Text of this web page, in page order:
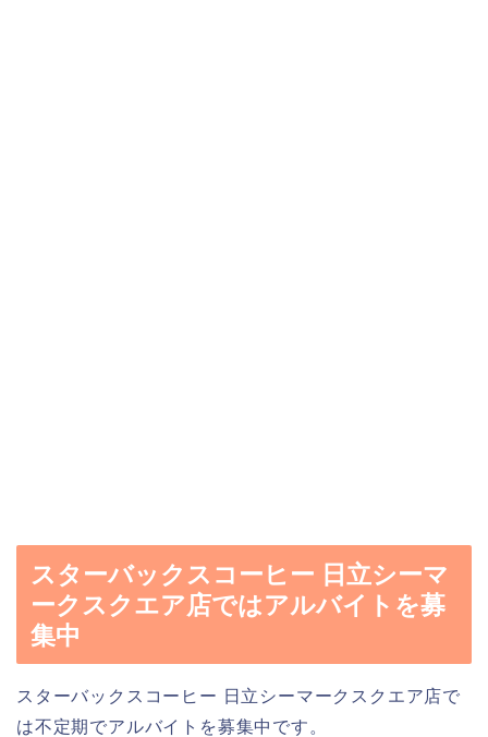
スターバックスコーヒー 日立シーマ
ークスクエア店ではアルバイトを募
集中
スターバックスコーヒー 日立シーマークスクエア店で
は不定期でアルバイトを募集中です。